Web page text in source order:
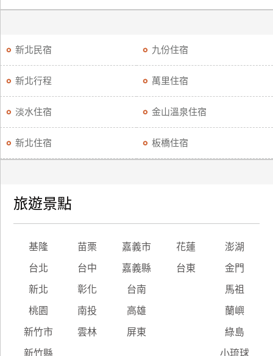
新北民宿 九份住宿
新北行程 萬里住宿
淡水住宿 金山溫泉住宿
新北住宿 板橋住宿
旅遊景點
基隆 苗栗 嘉義市 花蓮 澎湖
台北 台中 嘉義縣 台東 金門
新北 彰化 台南 馬祖
桃園 南投 高雄 蘭嶼
新竹市 雲林 屏東 綠島
新竹縣 小琉球